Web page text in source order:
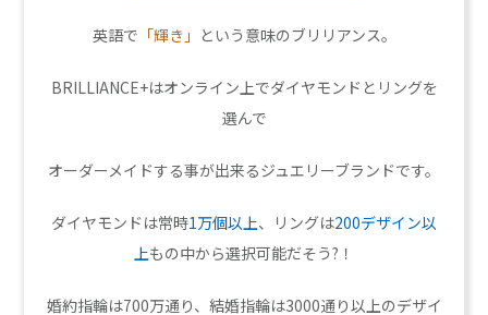
英語で 「輝き」 という意味のブリリアンス。
BRILLIANCE+はオンライン上でダイヤモンドとリングを
選んで
オーダーメイドする事が出来るジュエリーブランドです。
ダイヤモンドは常時1万個以上、リングは200デザイン以
上もの中から選択可能だそう?！
婚約指輪は700万通り、結婚指輪は3000通り以上のデザイ